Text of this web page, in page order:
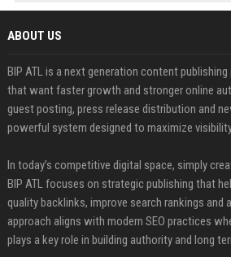
ABOUT US
BIP ATL is a next generation content
that want faster growth and stronger online
guest posting, press release distribution and
powerful system designed to maximize
In today’s competitive digital space, simply
BIP ATL focuses on strategic publishing that
quality backlinks, improve search rankings
approach aligns with modern SEO practices
plays a key role in building authority and long